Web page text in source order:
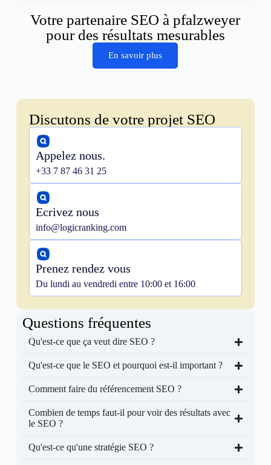
Votre partenaire SEO à pfalzweyer
pour des résultats mesurables
En savoir plus
Discutons de votre projet SEO
Appelez nous.
+33 7 87 46 31 25
Ecrivez nous
info@logicranking.com
Prenez rendez vous
Du lundi au vendredi entre 10:00 et 16:00
Questions fréquentes
Qu'est-ce que ça veut dire SEO ?
Qu'est-ce que le SEO et pourquoi est-il important ?
Comment faire du référencement SEO ?
Combien de temps faut-il pour voir des résultats avec
le SEO ?
Qu'est-ce qu'une stratégie SEO ?